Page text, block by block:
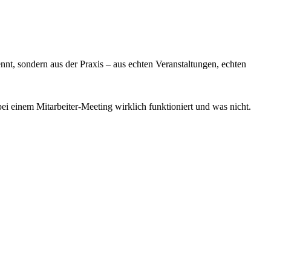
sondern aus der Praxis – aus echten Veranstaltungen, echten
einem Mitarbeiter-Meeting wirklich funktioniert und was nicht.